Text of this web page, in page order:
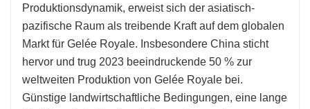
Produktionsdynamik, erweist sich der asiatisch-
pazifische Raum als treibende Kraft auf dem globalen
Markt für Gelée Royale. Insbesondere China sticht
hervor und trug 2023 beeindruckende 50 % zur
weltweiten Produktion von Gelée Royale bei.
Günstige landwirtschaftliche Bedingungen, eine lange